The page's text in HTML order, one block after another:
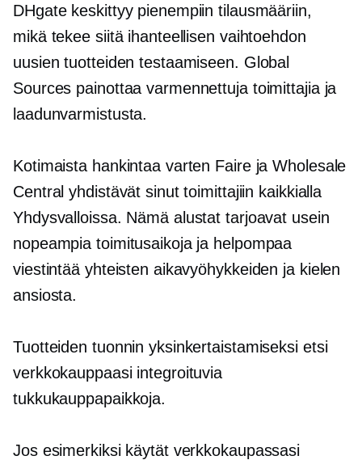
DHgate keskittyy pienempiin tilausmääriin,
mikä tekee siitä ihanteellisen vaihtoehdon
uusien tuotteiden testaamiseen. Global
Sources painottaa varmennettuja toimittajia ja
laadunvarmistusta.
Kotimaista hankintaa varten Faire ja Wholesale
Central yhdistävät sinut toimittajiin kaikkialla
Yhdysvalloissa. Nämä alustat tarjoavat usein
nopeampia toimitusaikoja ja helpompaa
viestintää yhteisten aikavyöhykkeiden ja kielen
ansiosta.
Tuotteiden tuonnin yksinkertaistamiseksi etsi
verkkokauppaasi integroituvia
tukkukauppapaikkoja.
Jos esimerkiksi käytät verkkokaupassasi